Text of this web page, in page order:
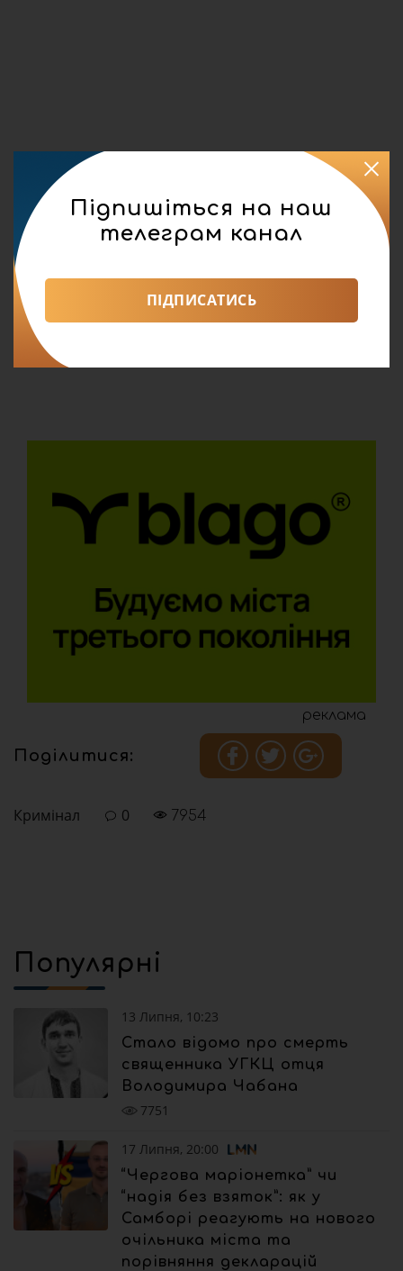
реклама
Поділитися:
Кримінал 0 7954
Популярні
13 Липня, 10:23
Стало відомо про смерть
священника УГКЦ отця
Володимира Чабана
7751
17 Липня, 20:00
“Чергова маріонетка” чи
“надія без взяток”: як у
Самборі реагують на нового
очільника міста та
порівняння декларацій
Підпишіться на наш
телеграм канал
ПІДПИСАТИСЬ